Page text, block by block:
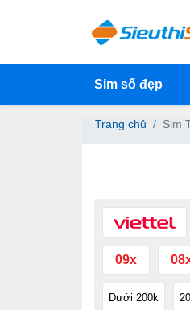
Sim số đẹp
Trang chủ Sim
09x
Dưới 200k